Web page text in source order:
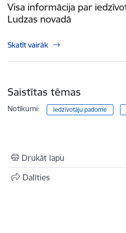
Visa informācija par
Ludzas novadā
Skatīt vairāk
Saistītas tēmas
Notikumi: Iedzīvotāju padome
Drukāt lapu
Dalīties